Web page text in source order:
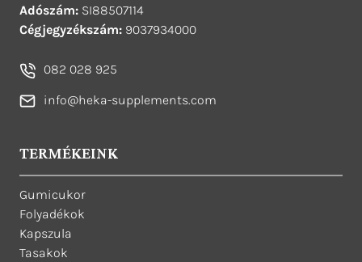
Adószám: SI88507114
Cégjegyzékszám: 9037934000
082 028 925
info@heka-supplements.com
TERMÉKEINK
Gumicukor
Folyadékok
Kapszula
Tasakok